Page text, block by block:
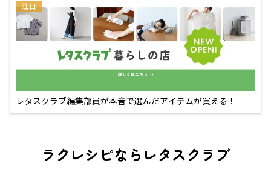
注目
レタスクラブ編集部員が本音で選んだアイテムが買える！
ラクレシピならレタスクラブ